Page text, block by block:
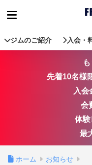
ジムのご紹介 入会・
先着10名様
入
会
体
最
ホーム お知らせ